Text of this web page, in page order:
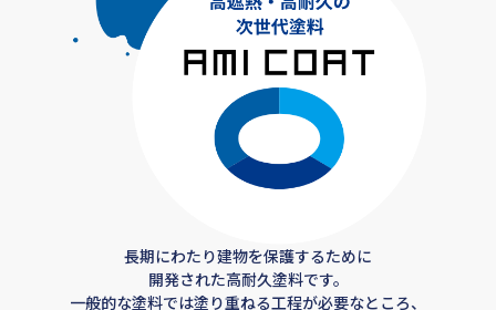
長期にわたり建物を保護するために
開発された高耐久塗料です。
一般的な塗料では塗り重ねる工程が必要なところ、